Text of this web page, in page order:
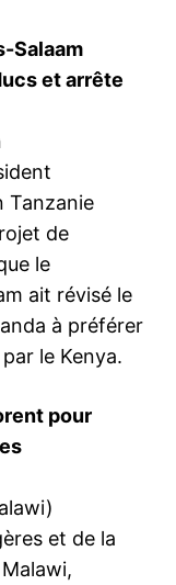
Salaam
et arrête
Tanzanie
de
le
ait révisé le
à préférer
le Kenya.
pour
et de la